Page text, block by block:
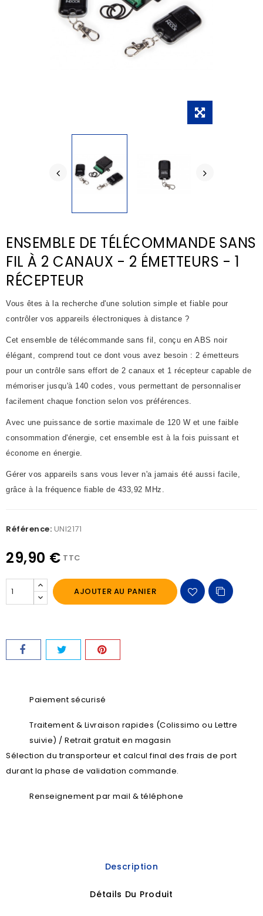
ENSEMBLE DE TÉLÉCOMMANDE SANS
FIL À 2 CANAUX - 2 ÉMETTEURS - 1
RÉCEPTEUR
Vous êtes à la recherche d'une solution simple et fiable pour
contrôler vos appareils électroniques à distance ?
Cet ensemble de télécommande sans fil, conçu en ABS noir
élégant, comprend tout ce dont vous avez besoin : 2 émetteurs
pour un contrôle sans effort de 2 canaux et 1 récepteur capable de
mémoriser jusqu'à 140 codes, vous permettant de personnaliser
facilement chaque fonction selon vos préférences.
Avec une puissance de sortie maximale de 120 W et une faible
consommation d'énergie, cet ensemble est à la fois puissant et
économe en énergie.
Gérer vos appareils sans vous lever n'a jamais été aussi facile,
grâce à la fréquence fiable de 433,92 MHz.
Référence: UNI2171
29,90 € TTC
AJOUTER AU PANIER
Paiement sécurisé
Traitement & Livraison rapides (Colissimo ou Lettre
suivie) / Retrait gratuit en magasin
Sélection du transporteur et calcul final des frais de port
durant la phase de validation commande.
Renseignement par mail & téléphone
Description
Détails Du Produit